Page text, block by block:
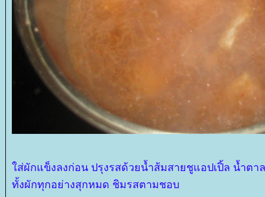
ส่ผักแข็งลงก่อน ปรุงรสด้วยน้ำส้มสายชูแอปเปิ้ล น้ำตา
ทั้งผักทุกอย่างสุกหมด ชิมรสตามชอบ